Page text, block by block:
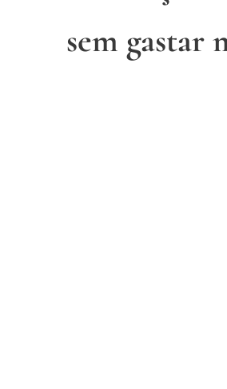
sem gastar